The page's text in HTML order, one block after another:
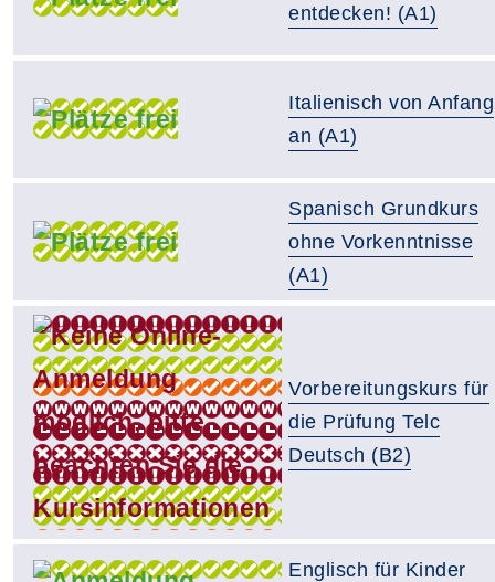
entdecken! (A1)
Italienisch von Anfang
an (A1)
Spanisch Grundkurs
ohne Vorkenntnisse
(A1)
Vorbereitungskurs für
die Prüfung Telc
Deutsch (B2)
Englisch für Kinder